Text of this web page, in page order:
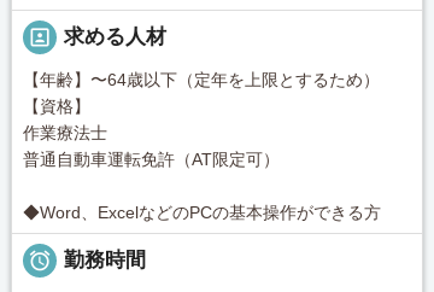
portrait 求める人材
【年齢】〜64歳以下（定年を上限とするため）
【資格】
作業療法士
普通自動車運転免許（AT限定可）
◆Word、ExcelなどのPCの基本操作ができる方
 勤務時間